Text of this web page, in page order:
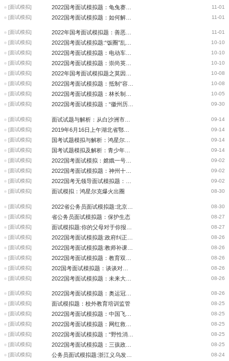
11-01
[面试模拟]
11-01
[面试模拟]
11-01
[面试模拟]
10-10
[面试模拟]
10-10
[面试模拟]
10-10
[面试模拟]
10-08
[面试模拟]
10-08
[面试模拟]
10-05
[面试模拟]
09-30
[面试模拟]
09-14
[面试模拟]
09-14
[面试模拟]
09-14
[面试模拟]
09-14
[面试模拟]
09-02
[面试模拟]
09-02
[面试模拟]
09-02
[面试模拟]
08-30
[面试模拟] 面试模拟：鸿星尔克爆火出圈
08-30
[面试模拟]
08-27
[面试模拟] 省公务员面试模拟题：保护生态
08-27
[面试模拟]
08-26
[面试模拟]
08-26
[面试模拟]
08-26
[面试模拟]
08-26
[面试模拟]
08-26
[面试模拟]
08-26
[面试模拟]
08-25
[面试模拟] 面试模拟题：校外教育培训监管
08-25
[面试模拟]
08-25
[面试模拟]
08-25
[面试模拟]
08-25
[面试模拟]
08-24
[面试模拟]